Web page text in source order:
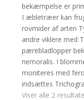
bekæmpelse er
I æbletræer kan
rovmider af arten
andre viklere med
pærebladlopper
nemoralis. I
moniteres med
indsættes
Viser alle 2